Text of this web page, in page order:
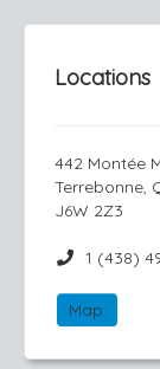
Locations
442 Montée
Terrebonne,
J6W 2Z3
1 (438)
Map